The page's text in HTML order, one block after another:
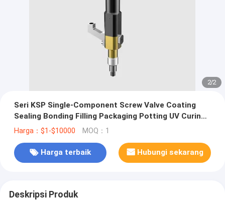
2/2
Seri KSP Single-Component Screw Valve Coating
Sealing Bonding Filling Packaging Potting UV Curing
Adhesive Thermal Gel
Harga：$1-$10000 MOQ：1
Harga terbaik Hubungi sekarang
Deskripsi Produk